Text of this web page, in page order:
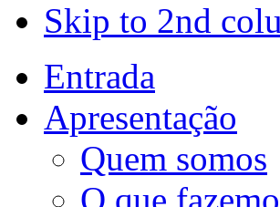
Skip to 2nd
Entrada
Apresentação
Quem somos